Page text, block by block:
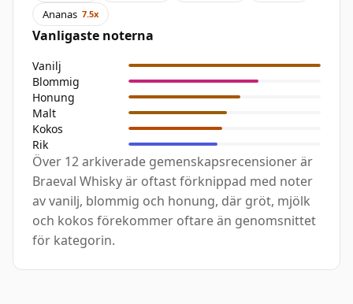
Ananas 7.5x
Vanligaste noterna
Vanilj
Blommig
Honung
Malt
Kokos
Rik
Över 12 arkiverade gemenskapsrecensioner är
Braeval Whisky är oftast förknippad med noter
av vanilj, blommig och honung, där gröt, mjölk
och kokos förekommer oftare än genomsnittet
för kategorin.